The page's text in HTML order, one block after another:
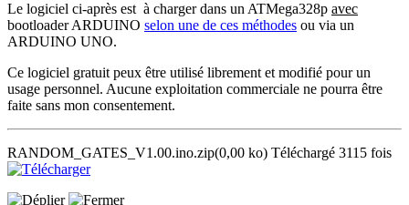
Le logiciel ci-après est à charger dans un ATMega328p avec
bootloader ARDUINO selon une de ces méthodes ou via un
ARDUINO UNO.
Ce logiciel gratuit peux être utilisé librement et modifié pour un
usage personnel. Aucune exploitation commerciale ne pourra être
faite sans mon consentement.
RANDOM_GATES_V1.00.ino.zip(0,00 ko) Téléchargé 3115 fois